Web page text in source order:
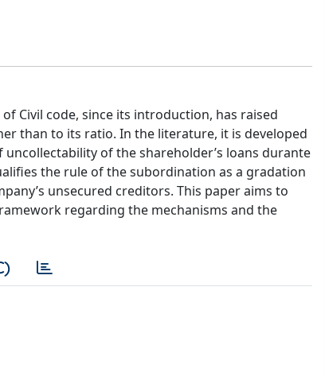
Civil code, since its introduction, has raised
than to its ratio. In the literature, it is developed
of the shareholder’s loans durante
the rule of the subordination as a gradation
unsecured creditors. This paper aims to
regarding the mechanisms and the